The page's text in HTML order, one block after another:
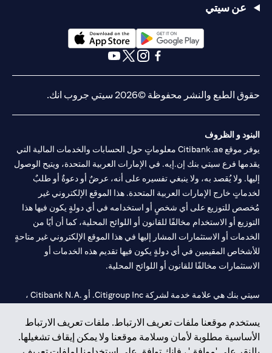
يستخدم موقعنا ملفات تعريف الارتباط. ملفات تعريف الارتباط
الأساسية مطلوبة لأمان وسلامة موقعنا ولا يمكن إيقاف تشغيلها.
عن سيتي
(opens in a new tab)
حقوق الطبع والنشر محفوظة ©2026 سيتي جروب انك.
البنود و الظروف
يوفر موقع Citibank.ae معلوماتٍ حول الحسابات والخدمات المالية التي
يقدمها فرع سيتي بنك إن.إيه. في الإمارات العربية المتحدة، ويتيح الوصول
إليها. ولا يُقصد به، ولا ينبغي تفسيره على أنه، عرضٌ أو دعوةٌ أو طلبٌ
لخدماتٍ خارج الإمارات العربية المتحدة. هذا الموقع الإلكتروني غير
مُخصص للتوزيع على أي شخصٍ أو استخدامه في أي دولةٍ يكون فيها هذا
التوزيع أو الاستخدام مخالفًا للقانون أو اللوائح المحلية، كما أن أيًا من
الخدمات أو الاستثمارات المشار إليها في هذا الموقع الإلكتروني غير متاحةٍ
للأشخاص المقيمين في أي دولةٍ يكون فيها تقديم هذه الخدمات أو
الاستثمارات مخالفًا للقانون أو اللوائح المحلية.
سيتي بنك هي علامة خدمة لشركة Citigroup Inc. أو .Citibank N.A ،
سيتي بنك إن. إيه. الإمارات مسجل لدى مصرف الإمارات المركزي تحت